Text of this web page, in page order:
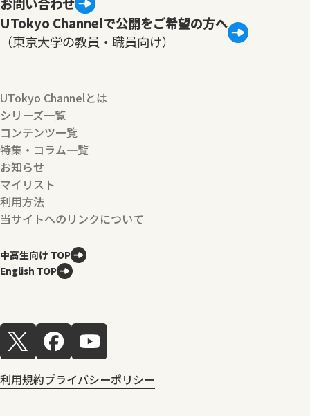
UTokyo Channelで公開をご希望の方へ
（東京大学の教員・職員向け）
UTokyo Channelとは
シリーズ一覧
コンテンツ一覧
特集・コラム一覧
お知らせ
マイリスト
利用方法
当サイトへのリンクについて
中高生向け TOP
English TOP
利用規約プライバシーポリシー